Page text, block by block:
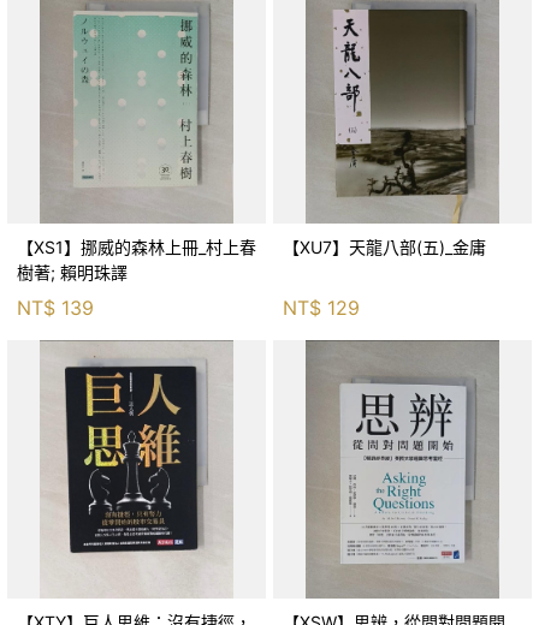
【XS1】挪威的森林上冊_村上春
樹著; 賴明珠譯
NT$ 139
【XU7】天龍八部(五)_金庸
NT$ 129